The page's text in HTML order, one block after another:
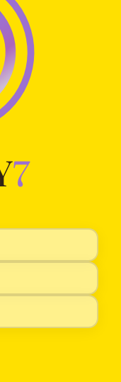
7